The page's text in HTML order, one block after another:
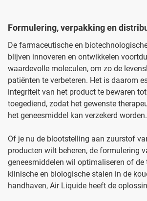
Formulering, verpakking en
De farmaceutische en
blijven innoveren en ontwikkelen
waardevolle moleculen, om zo de
patiënten te verbeteren. Het is daarom
integriteit van het product te bewaren
toegediend, zodat het gewenste
het geneesmiddel kan verzekerd worden.
Of je nu de blootstelling aan zuurstof
producten wilt beheren, de formulering
geneesmiddelen wil optimaliseren of de
klinische en biologische stalen in de
handhaven, Air Liquide heeft de